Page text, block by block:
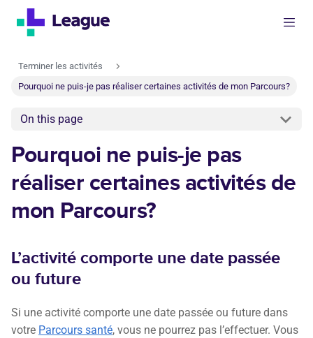
Terminer les activités
Pourquoi ne puis-je pas réaliser certaines activités de mon Parcours?
On this page
Pourquoi ne puis-je pas
réaliser certaines activités de
mon Parcours?
L’activité comporte une date passée
ou future
Si une activité comporte une date passée ou future dans
votre Parcours santé, vous ne pourrez pas l’effectuer. Vous